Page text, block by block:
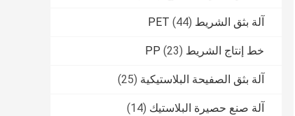
آلة بثق الشريط PET (44)
خط إنتاج الشريط PP (23)
آلة بثق الصفيحة البلاستيكية (25)
آلة صنع حصيرة البلاستيك (14)